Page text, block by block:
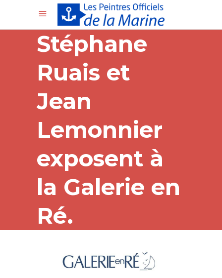
Stéphane
Ruais et
Jean
Lemonnier
exposent à
la Galerie en
Ré.